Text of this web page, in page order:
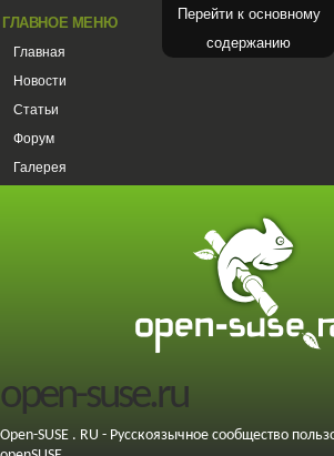
Перейти к основному
содержанию
ГЛАВНОЕ МЕНЮ
Главная
Новости
Статьи
Форум
Галерея
open-suse.ru
Open-SUSE . RU - Русскоязычное сообщество